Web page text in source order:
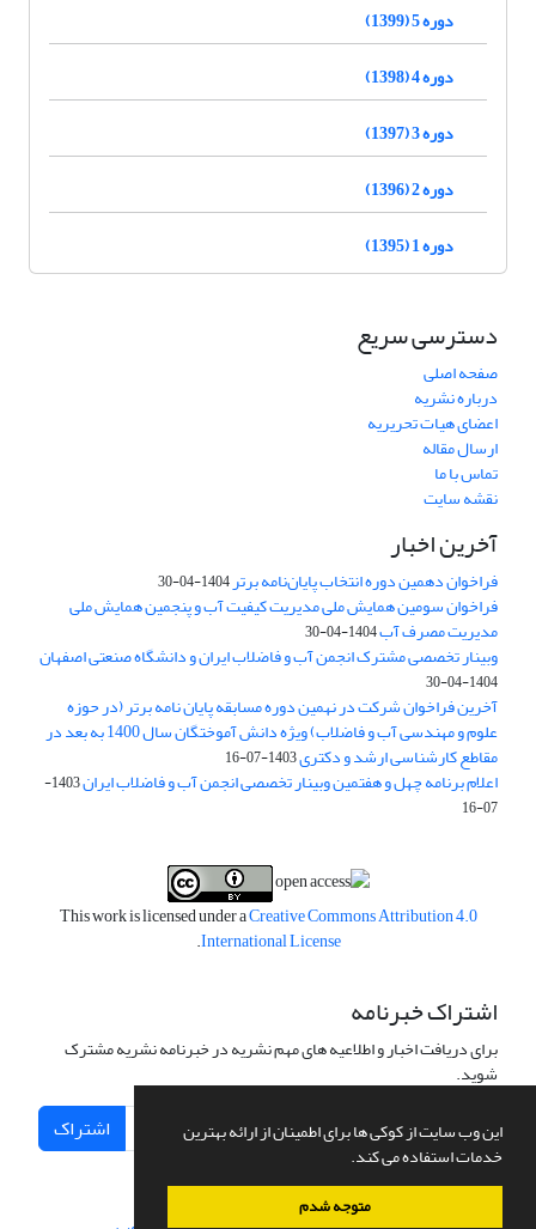
این وب سایت از کوکی ها برای اطمینان از ارائه بهترین
خدمات استفاده می کند.
متوجه شدم
دوره 5 (1399)
دوره 4 (1398)
دوره 3 (1397)
دوره 2 (1396)
دوره 1 (1395)
دسترسی سریع
صفحه اصلی
درباره نشریه
اعضای هیات تحریریه
ارسال مقاله
تماس با ما
نقشه سایت
آخرین اخبار
فراخوان دهمین دوره انتخاب پایان‌نامه برتر1404-04-30
فراخوان سومین همایش ملی مدیریت کیفیت آب و پنجمین همایش ملی
مدیریت مصرف آب1404-04-30
وبینار تخصصی مشترک انجمن آب و فاضلاب ایران و دانشگاه صنعتی اصفهان
1404-04-30
آخرین فراخوان شرکت در نهمین دوره مسابقه پایان نامه برتر (در حوزه
علوم و مهندسی آب و فاضلاب) ویژه دانش آموختگان سال 1400 به بعد در
مقاطع کارشناسی ارشد و دکتری1403-07-16
اعلام برنامه چهل و هفتمین وبینار تخصصی انجمن آب و فاضلاب ایران
1403-
07-16
This work is licensed under aCreative Commons Attribution 4.0
International License
.
اشتراک خبرنامه
برای دریافت اخبار و اطلاعیه های مهم نشریه در خبرنامه نشریه مشترک
شوید.
اشتراک